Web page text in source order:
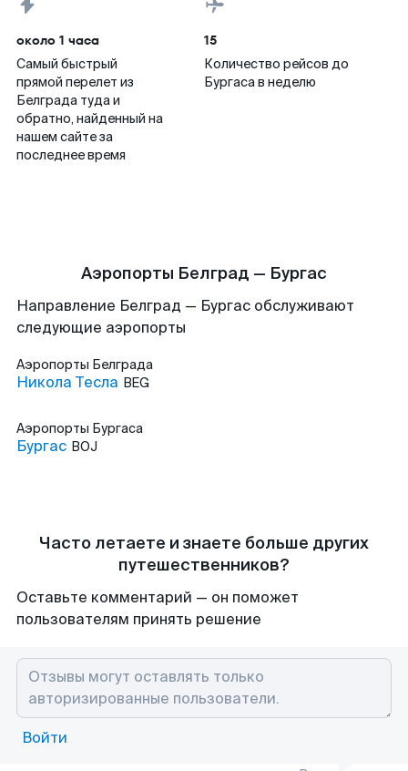
около 1 часа
Самый быстрый
прямой перелет из
Белграда туда и
обратно, найденный на
нашем сайте за
последнее время
15
Количество рейсов до
Бургаса в неделю
Аэропорты Белград — Бургас
Направление Белград — Бургас обслуживают
следующие аэропорты
Аэропорты Белграда
Никола Тесла BEG
Аэропорты Бургаса
Бургас BOJ
Часто летаете и знаете больше других
путешественников?
Оставьте комментарий — он поможет
пользователям принять решение
Войти